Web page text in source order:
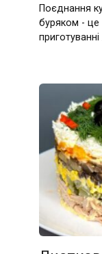
Поєднання
буряком -